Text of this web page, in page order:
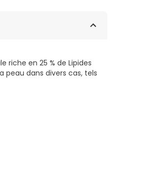
riche en 25 % de Lipides
dans divers cas, tels